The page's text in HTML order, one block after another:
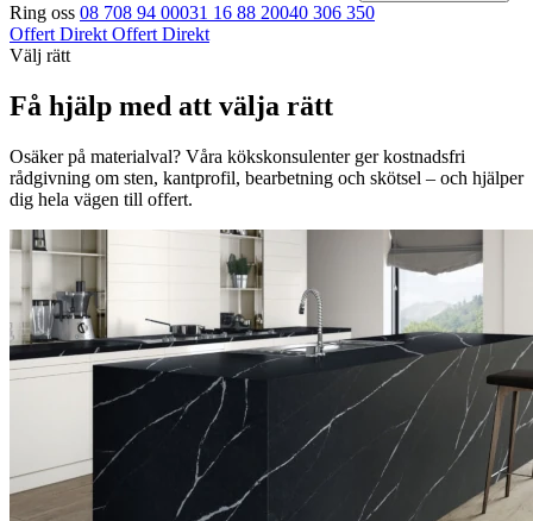
Ring oss 08 708 94 00031 16 88 20040 306 350
Offert Direkt Offert Direkt
Välj rätt
Få hjälp med att välja rätt
Osäker på materialval? Våra kökskonsulenter ger kostnadsfri
rådgivning om sten, kantprofil, bearbetning och skötsel – och hjälper
dig hela vägen till offert.